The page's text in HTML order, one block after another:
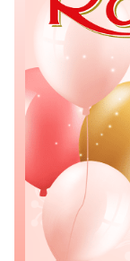
Цветы
Подсолнухи
Лизиантусы
Хризантемы
Лилии